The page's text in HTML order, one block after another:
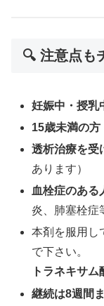
🔍 注意点も
妊娠中・授乳
15歳未満の方
透析治療を受
あります）
血栓症のある
炎、肺塞栓症
本剤を服用し
で下さい。
トラネキサ
継続は8週間